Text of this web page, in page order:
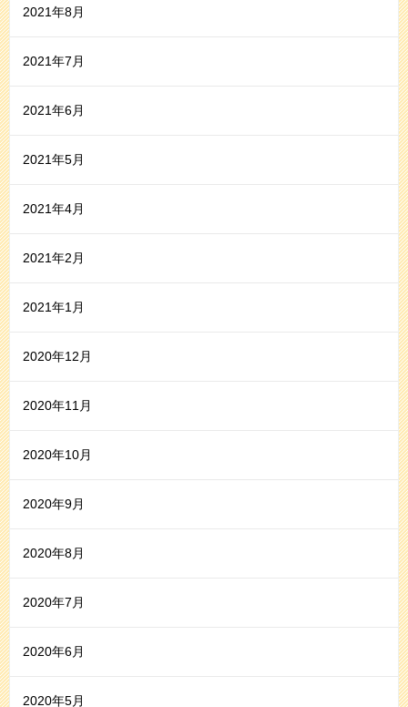
2021年8月
2021年7月
2021年6月
2021年5月
2021年4月
2021年2月
2021年1月
2020年12月
2020年11月
2020年10月
2020年9月
2020年8月
2020年7月
2020年6月
2020年5月